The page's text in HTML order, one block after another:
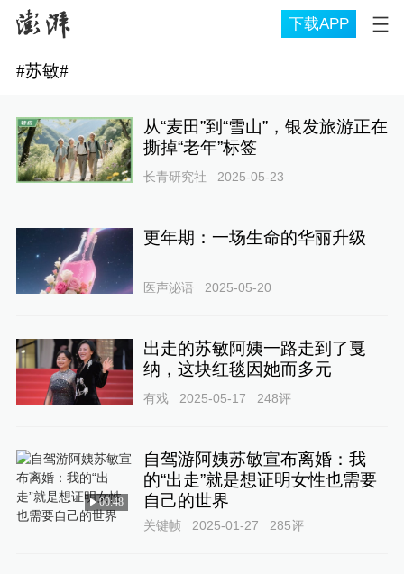
下载APP
#苏敏#
从“麦田”到“雪山”，银发旅游正在
撕掉“老年”标签
长青研究社 2025-05-23
更年期：一场生命的华丽升级
医声泌语 2025-05-20
出走的苏敏阿姨一路走到了戛
纳，这块红毯因她而多元
有戏 2025-05-17 248评
00:48
自驾游阿姨苏敏宣布离婚：我
的“出走”就是想证明女性也需要
自己的世界
关键帧 2025-01-27 285评